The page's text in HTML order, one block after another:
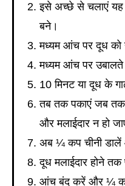
इसे अच्छे से चलाएं यह
बने।
मध्यम आंच पर दूध को
मध्यम आंच पर उबालते
10 मिनट या दूध के
तब तक पकाएं जब तक
और मलाईदार न हो
अब ¼ कप चीनी डालें
दूध मलाईदार होने तक
आंच बंद करें और ¼